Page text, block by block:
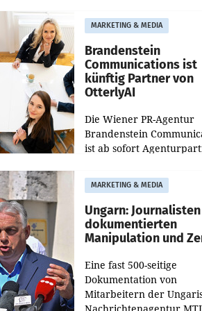
aus, womit sich das
gegenüber Juli 2025
verdoppelte (+102
MARKETING & MEDIA
Brandenstein
Communications ist
künftig Partner von
OtterlyAI
Die Wiener PR-Agentur
Brandenstein
ist ab sofort
Optimierungsplattform
OtterlyAI. Damit baut die
Agentur ihr
MARKETING & MEDIA
Ungarn: Journalisten
dokumentierten
Manipulation und
Eine fast 500-seitige
Dokumentation von
Mitarbeitern der